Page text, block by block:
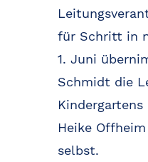
für Schritt in
1. Juni
Schmidt die
Heike
selbst.